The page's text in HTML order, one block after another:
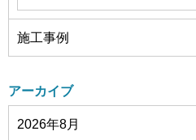
施工事例
アーカイブ
2026年8月